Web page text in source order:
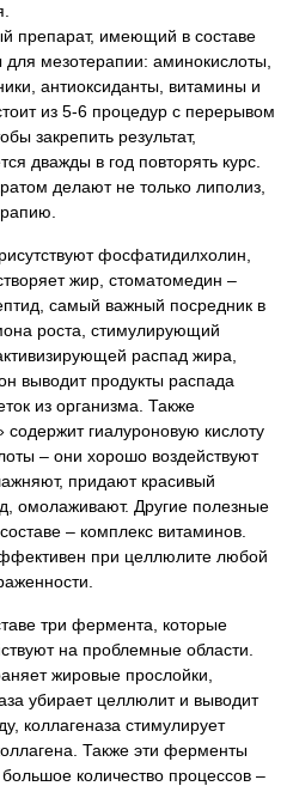
препарат, имеющий в составе
для мезотерапии: аминокислоты,
антиоксиданты, витамины и
из 5-6 процедур с перерывом
закрепить результат,
дважды в год повторять курс.
делают не только липолиз,
фосфатидилхолин,
жир, стоматомедин –
самый важный посредник в
роста, стимулирующий
распад жира,
выводит продукты распада
из организма. Также
гиалуроновую кислоту
– они хорошо воздействуют
придают красивый
омолаживают. Другие полезные
– комплекс витаминов.
при целлюлите любой
три фермента, которые
на проблемные области.
жировые прослойки,
убирает целлюлит и выводит
коллагеназа стимулирует
Также эти ферменты
количество процессов –